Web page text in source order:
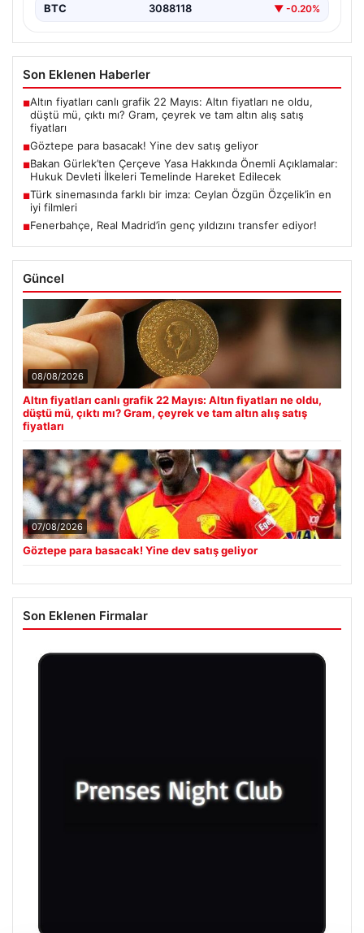
BTC 3088118 ▼ -0.20%
Son Eklenen Haberler
■Altın fiyatları canlı grafik 22 Mayıs: Altın fiyatları ne oldu,
düştü mü, çıktı mı? Gram, çeyrek ve tam altın alış satış
fiyatları
■Göztepe para basacak! Yine dev satış geliyor
■Bakan Gürlek’ten Çerçeve Yasa Hakkında Önemli Açıklamalar:
Hukuk Devleti İlkeleri Temelinde Hareket Edilecek
■Türk sinemasında farklı bir imza: Ceylan Özgün Özçelik’in en
iyi filmleri
■Fenerbahçe, Real Madrid’in genç yıldızını transfer ediyor!
Güncel
08/08/2026
Altın fiyatları canlı grafik 22 Mayıs: Altın fiyatları ne oldu,
düştü mü, çıktı mı? Gram, çeyrek ve tam altın alış satış
fiyatları
07/08/2026
Göztepe para basacak! Yine dev satış geliyor
Son Eklenen Firmalar